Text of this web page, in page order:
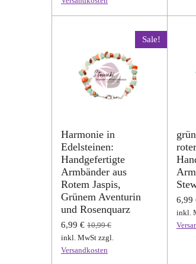
Sale!
Harmonie in
Edelsteinen:
Handgefertigte
Armbänder aus
Rotem Jaspis,
Grünem Aventurin
und Rosenquarz
6,99 € 10,99 €
inkl. MwSt zzgl.
Versandkosten
6,99
inkl.